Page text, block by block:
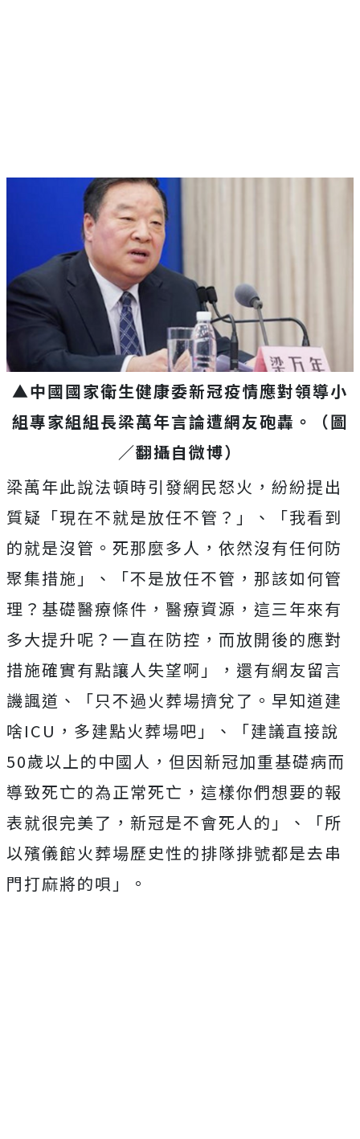
▲中國國家衛生健康委新冠疫情應對領導小
組專家組組長梁萬年言論遭網友砲轟。（圖
／翻攝自微博）
梁萬年此說法頓時引發網民怒火，紛紛提出
質疑「現在不就是放任不管？」、「我看到
的就是沒管。死那麼多人，依然沒有任何防
聚集措施」、「不是放任不管，那該如何管
理？基礎醫療條件，醫療資源，這三年來有
多大提升呢？一直在防控，而放開後的應對
措施確實有點讓人失望啊」，還有網友留言
譏諷道、「只不過火葬場擠兌了。早知道建
啥ICU，多建點火葬場吧」、「建議直接說
50歲以上的中國人，但因新冠加重基礎病而
導致死亡的為正常死亡，這樣你們想要的報
表就很完美了，新冠是不會死人的」、「所
以殯儀館火葬場歷史性的排隊排號都是去串
門打麻將的唄」。